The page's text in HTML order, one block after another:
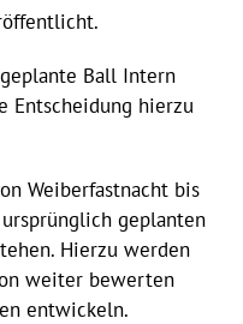
Ball Intern
Entscheidung hierzu
Weiberfastnacht bis
geplanten
Hierzu werden
weiter bewerten
entwickeln.